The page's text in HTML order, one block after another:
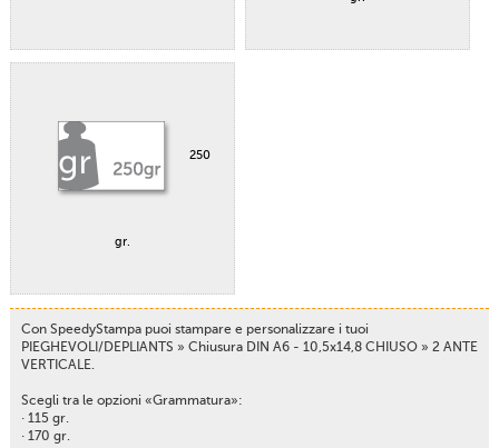
250
gr.
Con SpeedyStampa puoi stampare e personalizzare i tuoi
PIEGHEVOLI/DEPLIANTS » Chiusura DIN A6 - 10,5x14,8 CHIUSO » 2 ANTE
VERTICALE.
Scegli tra le opzioni «Grammatura»:
· 115 gr.
· 170 gr.